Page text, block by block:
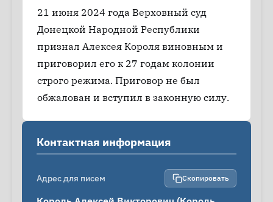
21 июня 2024 года Верховный суд
Донецкой Народной Республики
признал Алексея Короля виновным и
приговорил его к 27 годам колонии
строго режима. Приговор не был
обжалован и вступил в законную силу.
Контактная информация
Адрес для писем Скопировать